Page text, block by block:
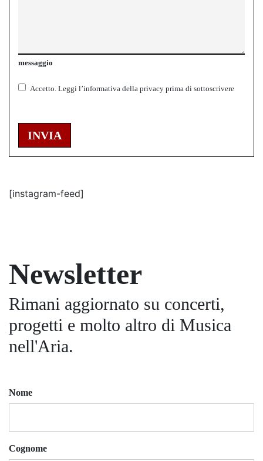
messaggio
Accetto. Leggi l’informativa della privacy prima di sottoscrivere
INVIA
[instagram-feed]
Newsletter
Rimani aggiornato su concerti,
progetti e molto altro di Musica
nell'Aria.
Nome
Cognome